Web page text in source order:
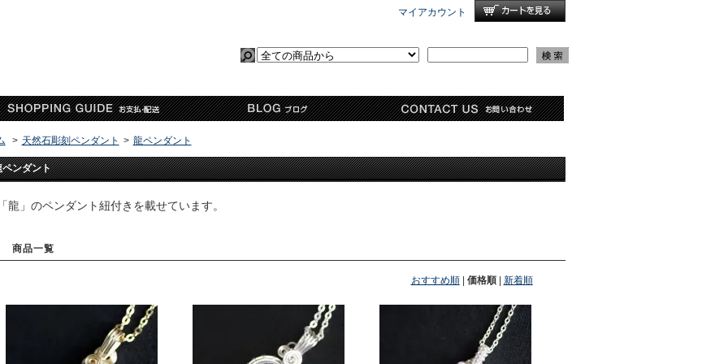
マイアカウント
> 天然石彫刻ペンダント > 龍ペンダント
ペンダント
龍」のペンダント紐付きを載せています。
商品一覧
おすすめ順| 価格順| 新着順